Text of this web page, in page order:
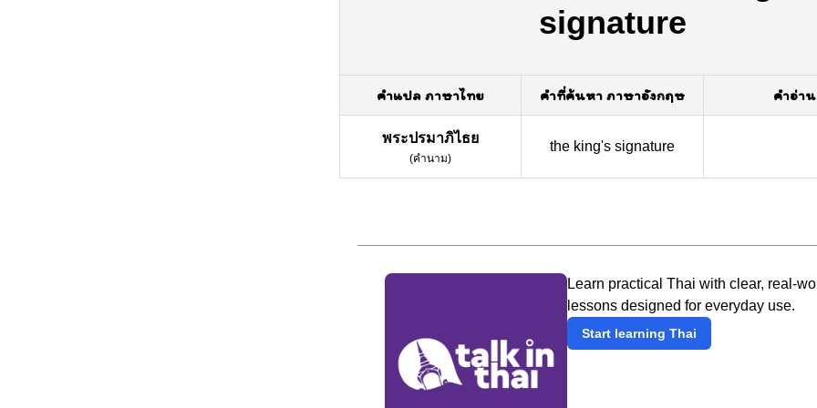
signature
คำแปล ภาษาไทย คำที่ค้นหา ภาษาอังกฤษ คำอ่าน
พระปรมาภิไธย
(คำนาม)
the king's signature
Learn practical Thai with clear, real-
lessons designed for everyday use.
Start learning Thai